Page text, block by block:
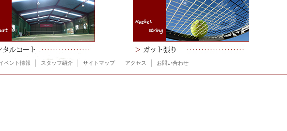
ベント情報 スタッフ紹介 サイトマップ アクセス お問い合わせ